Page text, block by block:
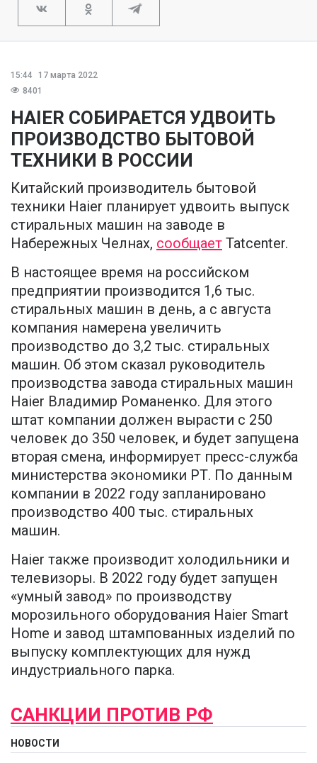
15:44
17 марта 2022
8401
HAIER СОБИРАЕТСЯ УДВОИТЬ
ПРОИЗВОДСТВО БЫТОВОЙ
ТЕХНИКИ В РОССИИ
Китайский производитель бытовой
техники Haier планирует удвоить выпуск
стиральных машин на заводе в
Набережных Челнах, сообщает Tatcenter.
В настоящее время на российском
предприятии производится 1,6 тыс.
стиральных машин в день, а с августа
компания намерена увеличить
производство до 3,2 тыс. стиральных
машин. Об этом сказал руководитель
производства завода стиральных машин
Haier Владимир Романенко. Для этого
штат компании должен вырасти с 250
человек до 350 человек, и будет запущена
вторая смена, информирует пресс-служба
министерства экономики РТ. По данным
компании в 2022 году запланировано
производство 400 тыс. стиральных
машин.
Haier также производит холодильники и
телевизоры. В 2022 году будет запущен
«умный завод» по производству
морозильного оборудования Haier Smart
Home и завод штампованных изделий по
выпуску комплектующих для нужд
индустриального парка.
САНКЦИИ ПРОТИВ РФ
НОВОСТИ